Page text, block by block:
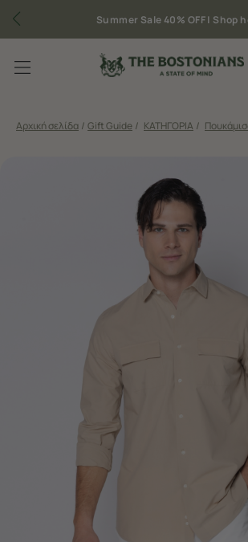
Summer Sale 40% OFF | Shop
Αρχική σελίδα / Gift Guide / ΚΑΤΗΓΟΡΙΑ /